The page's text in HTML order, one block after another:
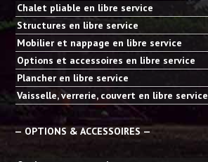
Chalet pliable en libre service
Structures en libre service
Mobilier et nappage en libre service
Options et accessoires en libre service
Plancher en libre service
Vaisselle, verrerie, couvert en libre service
— OPTIONS & ACCESSOIRES —